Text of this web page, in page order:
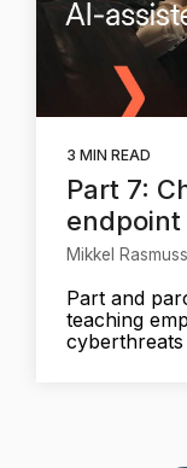
3 MIN READ
Part 7:
Mikkel
Part and
teaching
cyberthreats